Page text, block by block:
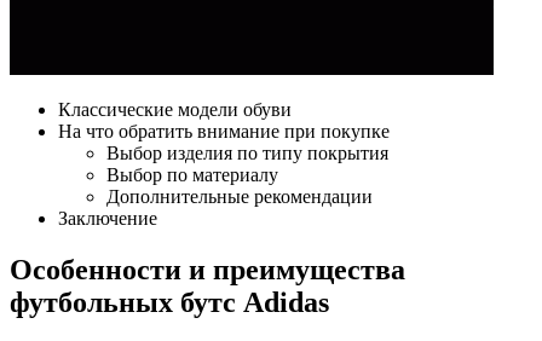
Классические модели обуви
На что обратить внимание при покупке
Выбор изделия по типу покрытия
Выбор по материалу
Дополнительные рекомендации
Заключение
Особенности и преимущества
футбольных бутс Adidas